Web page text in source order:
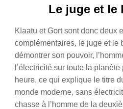
Le juge et le
Klaatu et Gort sont donc deux
complémentaires, le juge et le
démontrer son pouvoir,
l’électricité sur toute la
heure, ce qui explique le titre
monde moderne, sans
chasse à l’homme de la